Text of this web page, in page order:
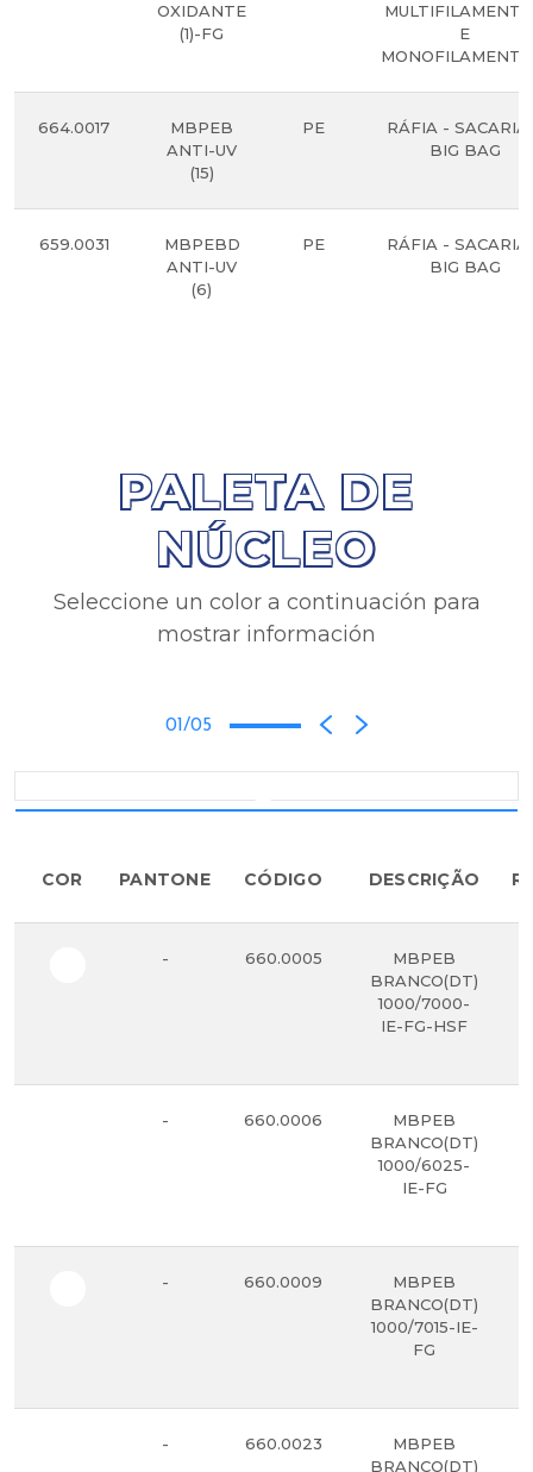
OXIDANTE
(1)-FG
E
664.0017
MBPEB
ANTI-UV
(15)
PE
RÁFIA - SACARIA
BIG BAG
659.0031
MBPEBD
ANTI-UV
(6)
PE
RÁFIA - SACARIA
BIG BAG
PALETA DE
NÚCLEO
Seleccione un color a continuación para
mostrar información
01/05
COR PANTONE CÓDIGO DESCRIÇÃO
- 660.0005
MBPEB
BRANCO(DT)
1000/7000-
IE-FG-HSF
- 660.0006
MBPEB
BRANCO(DT)
1000/6025-
IE-FG
- 660.0009
MBPEB
BRANCO(DT)
1000/7015-IE-
FG
- 660.0023
MBPEB
BRANCO(DT)